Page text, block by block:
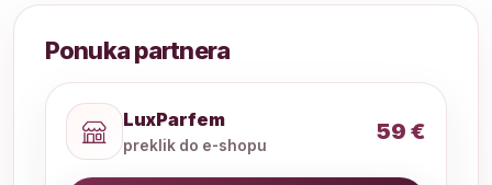
Ponuka partnera
LuxParfem
preklik do e-shopu
59 €